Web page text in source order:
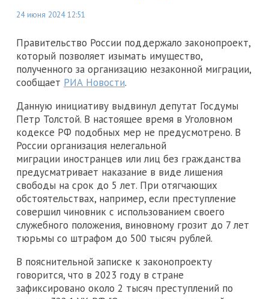
24 июня 2024 12:51
Правительство России поддержало законопроект,
который позволяет изымать имущество,
полученного за организацию незаконной миграции,
сообщает РИА Новости.
Данную инициативу выдвинул депутат Госдумы
Петр Толстой. В настоящее время в Уголовном
кодексе РФ подобных мер не предусмотрено. В
России организация нелегальной
миграции иностранцев или лиц без гражданства
предусматривает наказание в виде лишения
свободы на срок до 5 лет. При отягчающих
обстоятельствах, например, если преступление
совершил чиновник с использованием своего
служебного положения, виновному грозит до 7 лет
тюрьмы со штрафом до 500 тысяч рублей.
В пояснительной записке к законопроекту
говорится, что в 2023 году в стране
зафиксировано около 2 тысяч преступлений по